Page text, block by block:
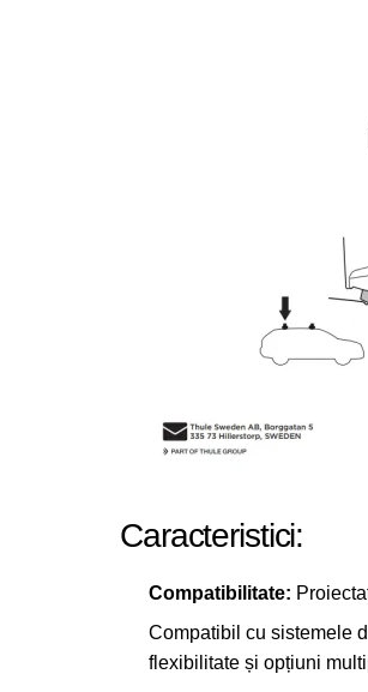
Caracteristici:
Compatibilitate:
Compatibil cu sistemele
flexibilitate și opțiuni